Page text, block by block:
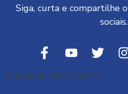
Siga, curta e compartilhe o
sociais.
[instagram-feed feed=1]